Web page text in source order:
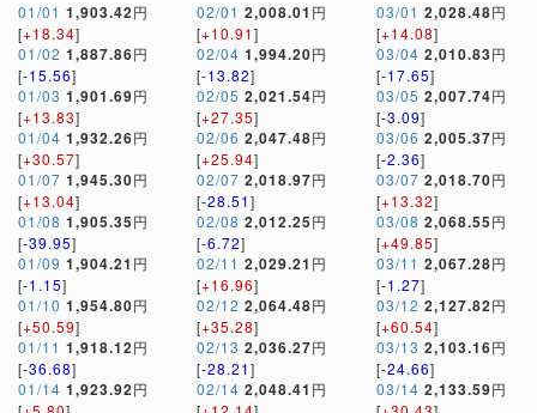
01/01 1,903.42円
[+18.34]
01/02 1,887.86円
[-15.56]
01/03 1,901.69円
[+13.83]
01/04 1,932.26円
[+30.57]
01/07 1,945.30円
[+13.04]
01/08 1,905.35円
[-39.95]
01/09 1,904.21 円
[-1.15]
01/10 1,954.80円
[+50.59]
01/11 1,918.12円
[-36.68]
01/14 1,923.92円
02/01 2,008.01 円
[+10.91]
02/04 1,994.20円
[-13.82]
02/05 2,021.54円
[+27.35]
02/06 2,047.48円
[+25.94]
02/07 2,018.97円
[-28.51]
02/08 2,012.25円
[-6.72]
02/11 2,029.21 円
[+16.96]
02/12 2,064.48円
[+35.28]
02/13 2,036.27円
[-28.21]
02/14 2,048.41 円
03/01 2,028.48円
[+14.08]
03/04 2,010.83円
[-17.65]
03/05 2,007.74円
[-3.09]
03/06 2,005.37円
[-2.36]
03/07 2,018.70円
[+13.32]
03/08 2,068.55円
[+49.85]
03/11 2,067.28円
[-1.27]
03/12 2,127.82円
[+60.54]
03/13 2,103.16円
[-24.66]
03/14 2,133.59円